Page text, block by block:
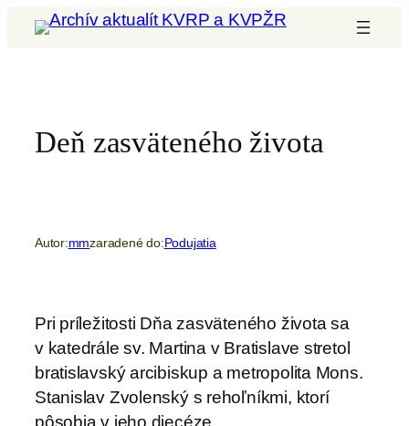
Prejsť
Deň zasväteného života
Autor:mmzaradené do:Podujatia
Pri príležitosti Dňa zasväteného života sa
v katedrále sv. Martina v Bratislave stretol
bratislavský arcibiskup a metropolita Mons.
Stanislav Zvolenský s rehoľníkmi, ktorí
pôsobia v jeho diecéze.